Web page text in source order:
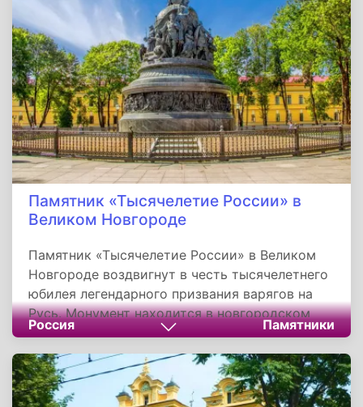
Памятник «Тысячелетие России» в
Великом Новгороде
Памятник «Тысячелетие России» в Великом
Новгороде воздвигнут в честь тысячелетнего
юбилея легендарного призвания варягов на
Русь. Монумент находится в новгородском
детинце, напротив Софийского собора и
бывшего здания Присутственных мест.
Памятник имеет форму колокола и содержит
128 человеческих фигур.
Россия Памятники